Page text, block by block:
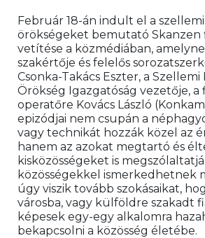
Február 18-án indult el a
örökségeket bemutató Skanzen
vetítése a közmédiában,
szakértője és felelős
Csonka-Takács Eszter, a
Örökség Igazgatóság vezetője,
operatőre Kovács László
epizódjai nem csupán a
vagy technikát hozzák közel az
hanem az azokat megtartó és
kisközösségeket is
közösségekkel ismerkedhetnek
úgy viszik tovább szokásaikat,
városba, vagy külföldre szakadt
képesek egy-egy alkalomra
bekapcsolni a közösség életébe.